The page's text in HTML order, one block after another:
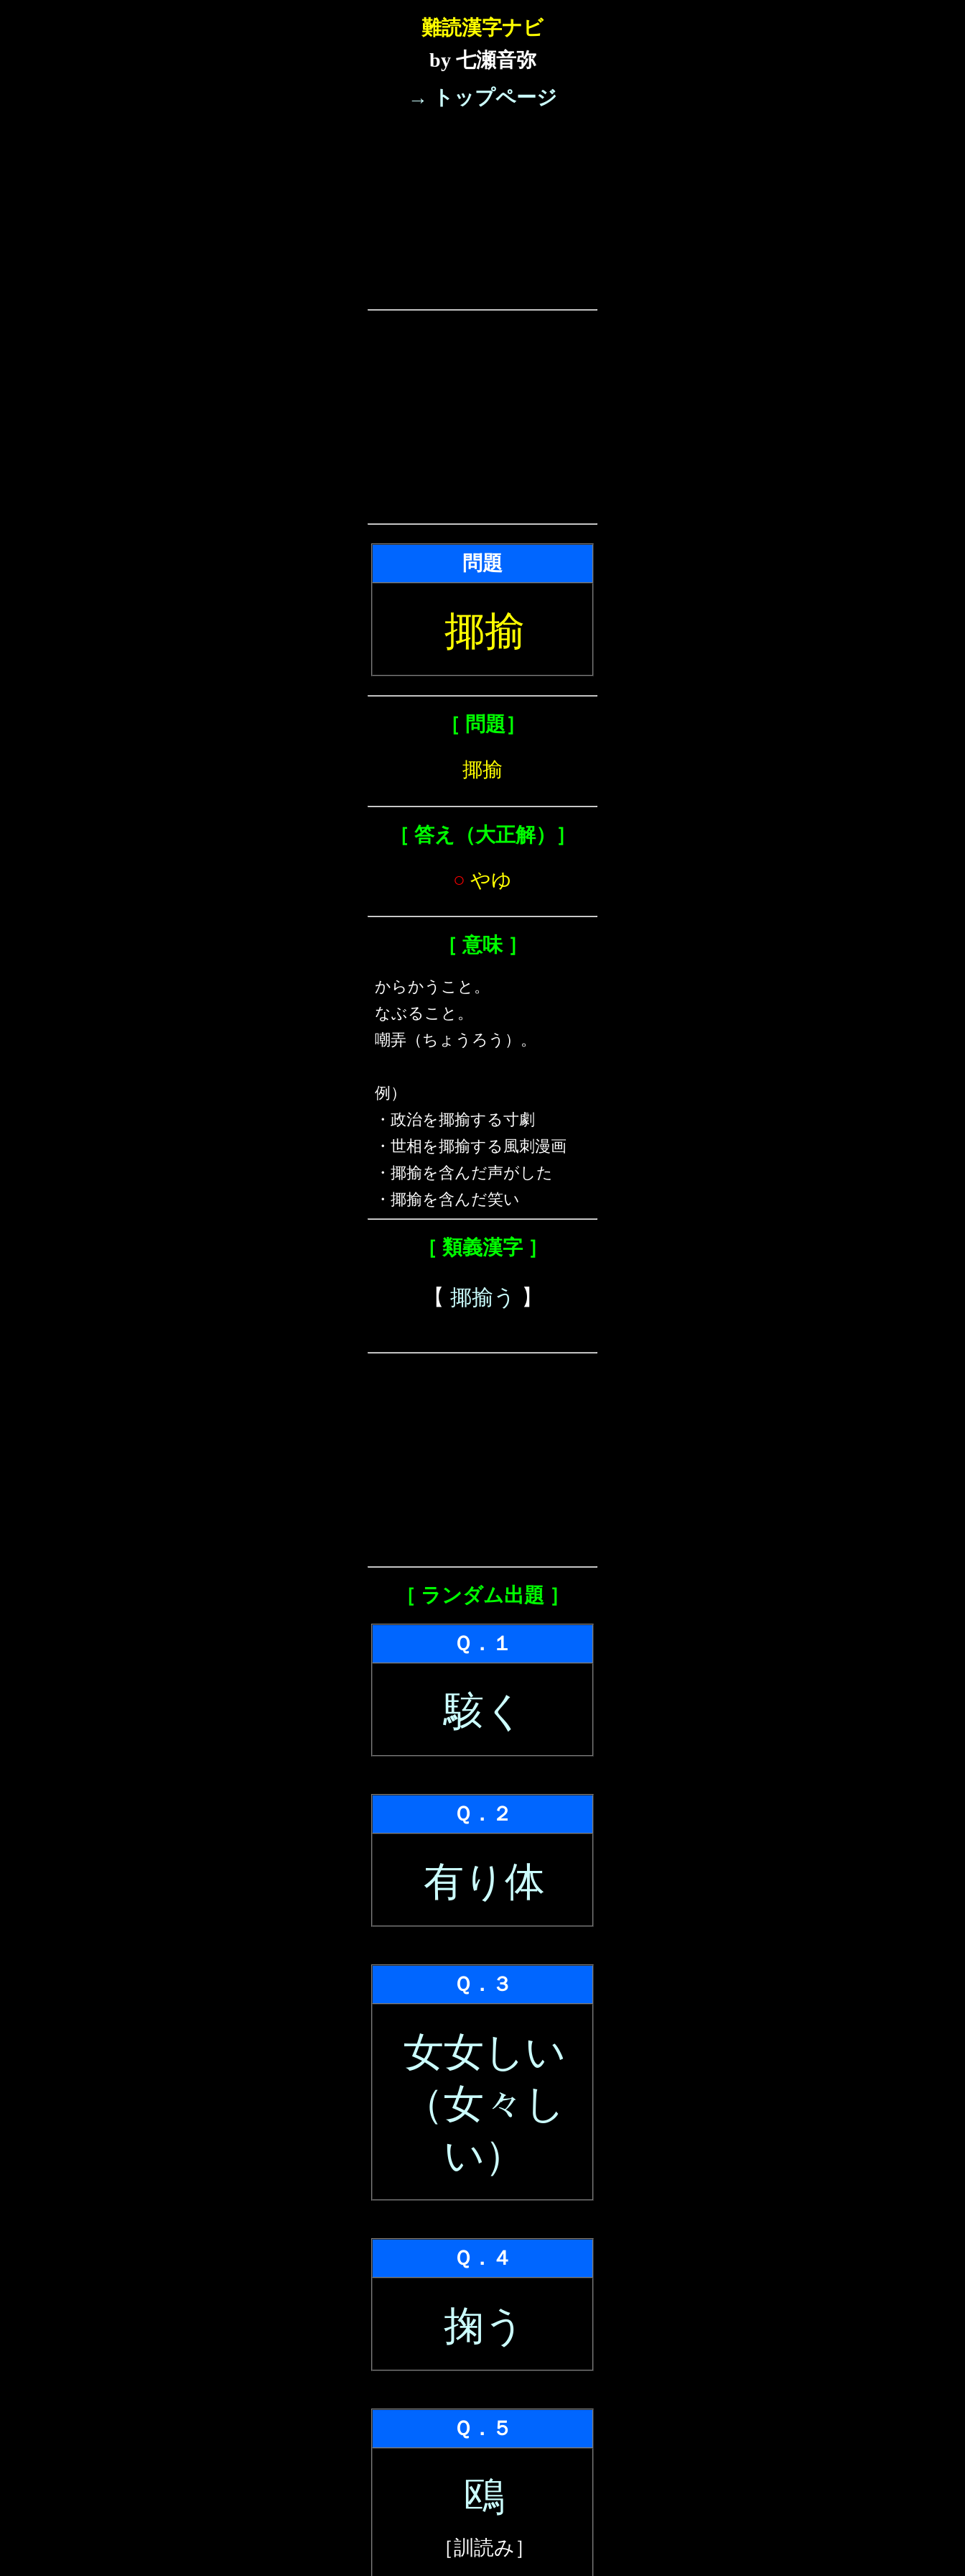
難読漢字ナビ
by 七瀬音弥
→ トップページ
問題
揶揄
［ 問題］
揶揄
［ 答え（大正解）］
○ やゆ
［ 意味 ］
からかうこと。
なぶること。
嘲弄（ちょうろう）。
例）
・政治を揶揄する寸劇
・世相を揶揄する風刺漫画
・揶揄を含んだ声がした
・揶揄を含んだ笑い
［ 類義漢字 ］
【 揶揄う 】
［ ランダム出題 ］
Ｑ．１
駭く
Ｑ．２
有り体
Ｑ．３
女女しい
（女々し
い）
Ｑ．４
掬う
Ｑ．５
鴎
［訓読み］